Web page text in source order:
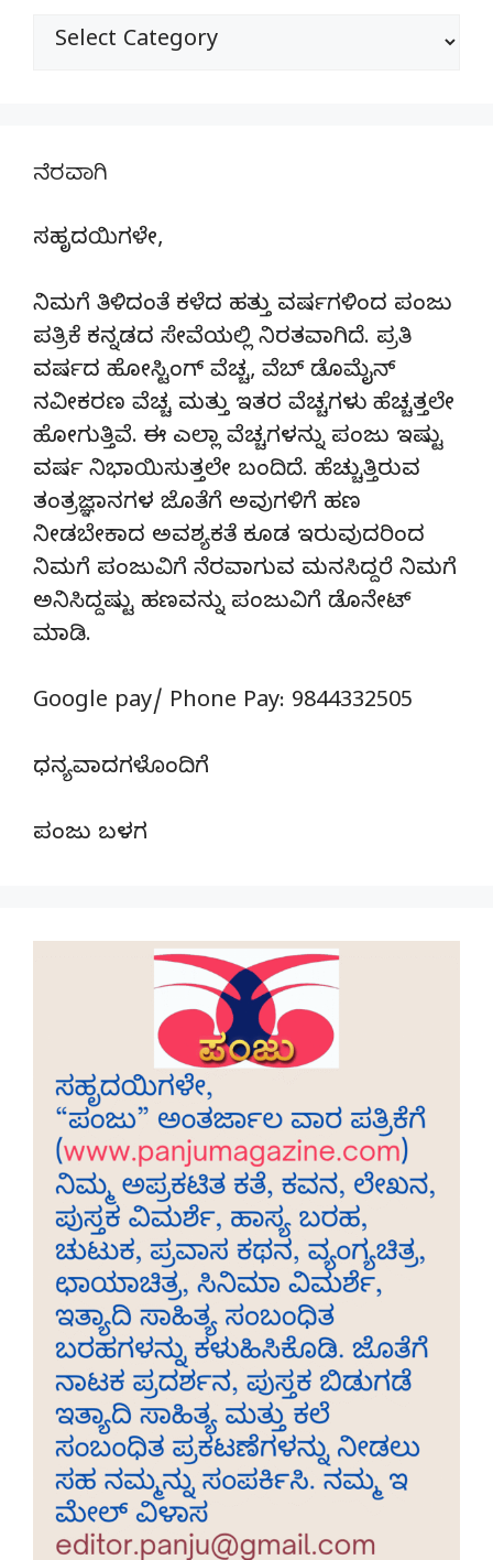
ವಿಭಾಗಗಳು
ನೆರವಾಗಿ
ಸಹೃದಯಿಗಳೇ,
ನಿಮಗೆ ತಿಳಿದಂತೆ ಕಳೆದ ಹತ್ತು ವರ್ಷಗಳಿಂದ ಪಂಜು
ಪತ್ರಿಕೆ ಕನ್ನಡದ ಸೇವೆಯಲ್ಲಿ ನಿರತವಾಗಿದೆ. ಪ್ರತಿ
ವರ್ಷದ ಹೋಸ್ಟಿಂಗ್‌ ವೆಚ್ಚ, ವೆಬ್‌ ಡೊಮೈನ್‌
ನವೀಕರಣ ವೆಚ್ಚ ಮತ್ತು ಇತರ ವೆಚ್ಚಗಳು ಹೆಚ್ಚತ್ತಲೇ
ಹೋಗುತ್ತಿವೆ. ಈ ಎಲ್ಲಾ ವೆಚ್ಚಗಳನ್ನು ಪಂಜು ಇಷ್ಟು
ವರ್ಷ ನಿಭಾಯಿಸುತ್ತಲೇ ಬಂದಿದೆ. ಹೆಚ್ಚುತ್ತಿರುವ
ತಂತ್ರಜ್ಞಾನಗಳ ಜೊತೆಗೆ ಅವುಗಳಿಗೆ ಹಣ
ನೀಡಬೇಕಾದ ಅವಶ್ಯಕತೆ ಕೂಡ ಇರುವುದರಿಂದ
ನಿಮಗೆ ಪಂಜುವಿಗೆ ನೆರವಾಗುವ ಮನಸಿದ್ದರೆ ನಿಮಗೆ
ಅನಿಸಿದ್ದಷ್ಟು ಹಣವನ್ನು ಪಂಜುವಿಗೆ ಡೊನೇಟ್‌
ಮಾಡಿ.
Google pay/ Phone Pay: 9844332505
ಧನ್ಯವಾದಗಳೊಂದಿಗೆ
ಪಂಜು ಬಳಗ